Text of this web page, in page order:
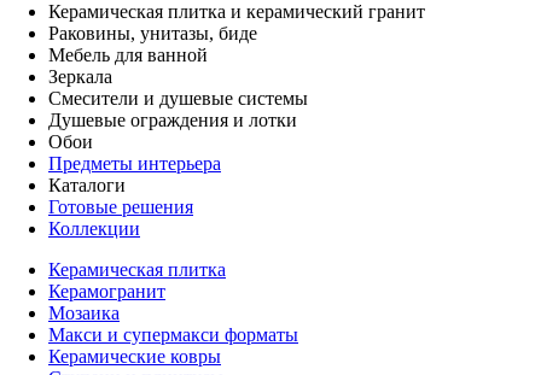
Керамическая плитка и керамический гранит
Раковины, унитазы, биде
Мебель для ванной
Зеркала
Смесители и душевые системы
Душевые ограждения и лотки
Обои
Предметы интерьера
Каталоги
Готовые решения
Коллекции
Керамическая плитка
Керамогранит
Мозаика
Макси и супермакси форматы
Керамические ковры